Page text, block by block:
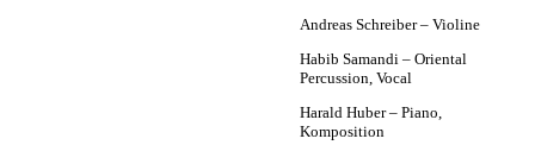
Andreas Schreiber – Violine
Habib Samandi – Oriental
Percussion, Vocal
Harald Huber – Piano,
Komposition